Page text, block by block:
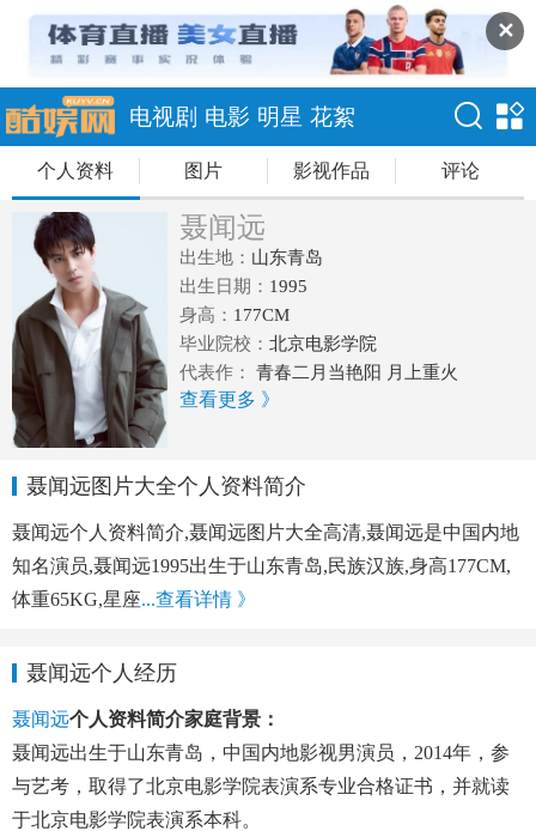
✕
电视剧 电影 明星 花絮
个人资料 图片 影视作品 评论
聂闻远
出生地： 山东青岛
出生日期： 1995
身高： 177CM
毕业院校： 北京电影学院
代表作：
青春二月当艳阳 月上重火
查看更多 》
聂闻远图片大全个人资料简介
聂闻远个人资料简介,聂闻远图片大全高清,聂闻远是中国内地
知名演员,聂闻远1995出生于山东青岛,民族汉族,身高177CM,
体重65KG,星座...查看详情 》
聂闻远个人经历
聂闻远个人资料简介家庭背景：
聂闻远出生于山东青岛，中国内地影视男演员，2014年，参
与艺考，取得了北京电影学院表演系专业合格证书，并就读
于北京电影学院表演系本科。